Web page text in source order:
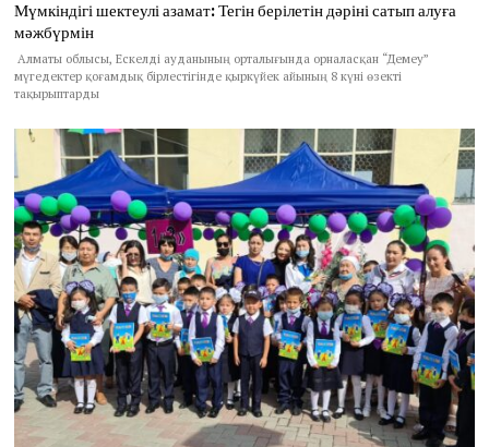
Мүмкіндігі шектеулі азамат: Тегін берілетін дәріні сатып алуға
мәжбүрмін
Алматы облысы, Ескелді ауданының орталығында орналасқан “Демеу”
мүгедектер қоғамдық бірлестігінде қыркүйек айының 8 күні өзекті
тақырыптарды